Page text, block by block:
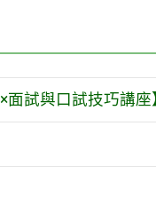
面試與口試技巧講座